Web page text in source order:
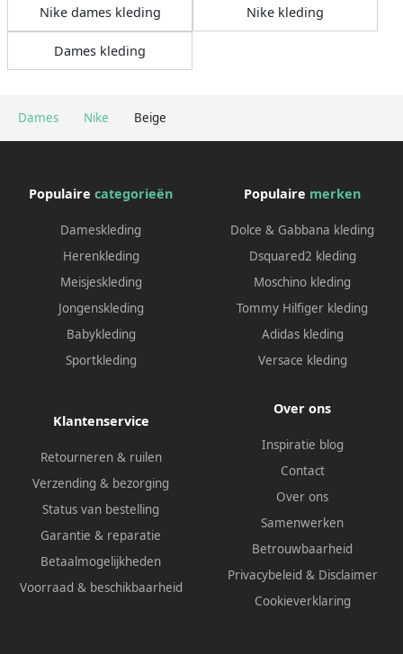
Dames Nike Beige
Nike dames kleding Nike kleding
Dames kleding
Populaire categorieën
Dameskleding
Herenkleding
Meisjeskleding
Jongenskleding
Babykleding
Sportkleding
Populaire merken
Dolce & Gabbana kleding
Dsquared2 kleding
Moschino kleding
Tommy Hilfiger kleding
Adidas kleding
Versace kleding
Klantenservice
Retourneren & ruilen
Verzending & bezorging
Status van bestelling
Garantie & reparatie
Betaalmogelijkheden
Voorraad & beschikbaarheid
Over ons
Inspiratie blog
Contact
Over ons
Samenwerken
Betrouwbaarheid
Privacybeleid & Disclaimer
Cookieverklaring